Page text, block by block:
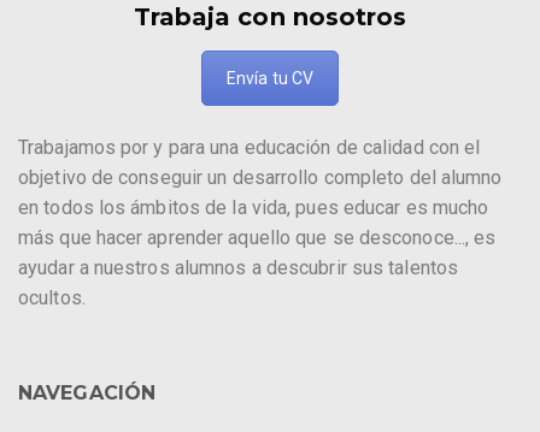
Trabaja con nosotros
Envía tu CV
Trabajamos por y para una educación de calidad con el
objetivo de conseguir un desarrollo completo del alumno
en todos los ámbitos de la vida, pues educar es mucho
más que hacer aprender aquello que se desconoce..., es
ayudar a nuestros alumnos a descubrir sus talentos
ocultos.
NAVEGACIÓN